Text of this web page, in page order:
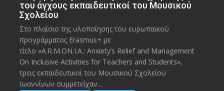
του άγχους εκπαιδευτικοί του Μουσικού
Σχολείου
Στο πλαίσιο της υλοποίησης του ευρωπαϊκού
προγράμματος Erasmus+ με
τίτλο «A.R.M.ON.I.A.: Anxiety’s Relief and Management
On Inclusive Activities for Teachers and Students»,
τρεις εκπαιδευτικοί του Μουσικού Σχολείου
Ιωαννίνων συμμετείχαν...